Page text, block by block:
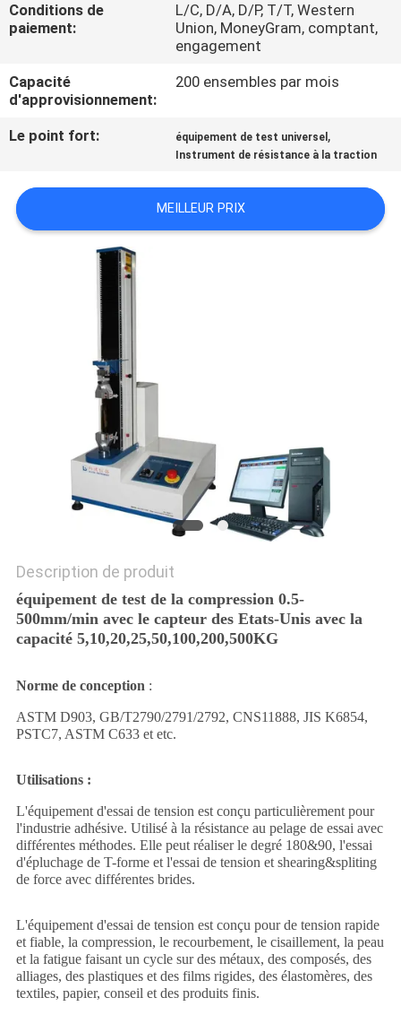
NOUS
DEMANDEZ
UNE
CITATION
PLAN
DU
PRIVACY
Conditions de
paiement:
L/C, D/A, D/P, T/T, Western
Union, MoneyGram, comptant,
engagement
Capacité
d'approvisionnement:
200 ensembles par mois
Le point fort: équipement de test universel ,
Instrument de résistance à la traction
MEILLEUR PRIX
Description de produit
équipement de test de la compression 0.5-
500mm/min avec le capteur des Etats-Unis avec la
capacité 5,10,20,25,50,100,200,500KG
Norme de conception:
ASTM D903, GB/T2790/2791/2792, CNS11888, JIS K6854,
PSTC7, ASTM C633 et etc.
Utilisations :
L'équipement d'essai de tension est conçu particulièrement pour
l'industrie adhésive. Utilisé à la résistance au pelage de essai avec
différentes méthodes. Elle peut réaliser le degré 180&90, l'essai
d'épluchage de T-forme et l'essai de tension et shearing&spliting
de force avec différentes brides.
L'équipement d'essai de tension est conçu pour de tension rapide
et fiable, la compression, le recourbement, le cisaillement, la peau
et la fatigue faisant un cycle sur des métaux, des composés, des
alliages, des plastiques et des films rigides, des élastomères, des
textiles, papier, conseil et des produits finis.